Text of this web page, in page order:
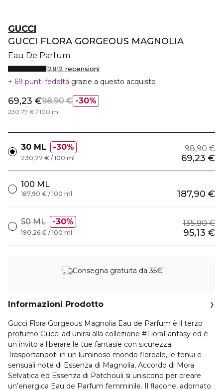
GUCCI
GUCCI FLORA GORGEOUS MAGNOLIA
Eau De Parfum
2812 recensioni
69 punti fedeltà grazie a questo acquisto
30%
69,23 €98,90 €
230,77 € / 100 ml
30 ML 30% 98,90 €
69,23 €
230,77 € / 100 ml
100 ML
187,90 €
187,90 € / 100 ml
50 ML 30% 135,90 €
95,13 €
190,26 € / 100 ml
Consegna gratuita da 35€
Informazioni Prodotto
Gucci Flora Gorgeous Magnolia Eau de Parfum è il terzo
profumo Gucci ad unirsi alla collezione #FloraFantasy ed è
un invito a liberare le tue fantasie con sicurezza.
Trasportandoti in un luminoso mondo floreale, le tenui e
sensuali note di Essenza di Magnolia, Accordo di Mora
Selvatica ed Essenza di Patchouli si uniscono per creare
un’energica Eau de Parfum femminile. Il flacone, adornato